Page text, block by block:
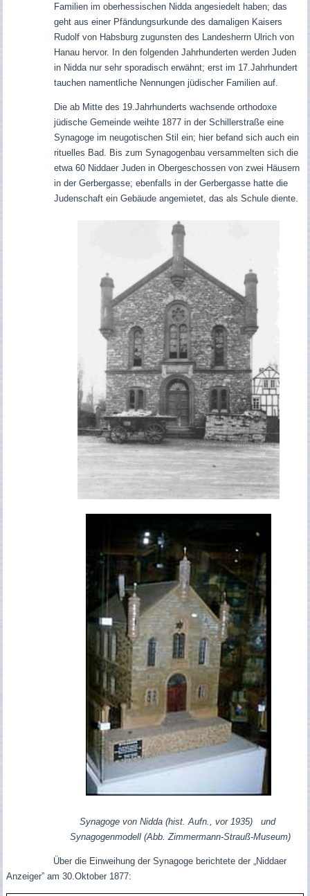
Familien im oberhessischen Nidda angesiedelt haben; das
geht aus einer Pfändungsurkunde des damaligen Kaisers
Rudolf von Habsburg zugunsten des Landesherrn Ulrich von
Hanau hervor. In den folgenden Jahrhunderten werden Juden
in Nidda nur sehr sporadisch erwähnt; erst im 17.Jahrhundert
tauchen namentliche Nennungen jüdischer Familien auf.
Die ab Mitte des 19.Jahrhunderts wachsende orthodoxe
jüdische Gemeinde weihte 1877 in der Schillerstraße eine
Synagoge im neugotischen Stil ein; hier befand sich auch ein
rituelles Bad. Bis zum Synagogenbau versammelten sich die
etwa 60 Niddaer Juden in Obergeschossen von zwei Häusern
in der Gerbergasse; ebenfalls in der Gerbergasse hatte die
Judenschaft ein Gebäude angemietet, das als Schule diente.
Synagoge von Nidda (hist. Aufn., vor 1935) und
Synagogenmodell (Abb. Zimmermann-Strauß-Museum)
Über die Einweihung der Synagoge berichtete der „Niddaer
Anzeiger” am 30.Oktober 1877: